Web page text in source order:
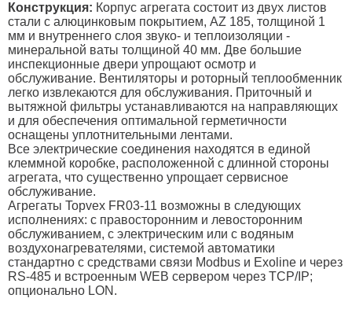
Конструкция: Корпус агрегата состоит из двух листов
стали с алюцинковым покрытием, AZ 185, толщиной 1
мм и внутреннего слоя звуко- и теплоизоляции -
минеральной ваты толщиной 40 мм. Две большие
инспекционные двери упрощают осмотр и
обслуживание. Вентиляторы и роторный теплообменник
легко извлекаются для обслуживания. Приточный и
вытяжной фильтры устанавливаются на направляющих
и для обеспечения оптимальной герметичности
оснащены уплотнительными лентами.
Все электрические соединения находятся в единой
клеммной коробке, расположенной с длинной стороны
агрегата, что существенно упрощает сервисное
обслуживание.
Агрегаты Topvex FR03-11 возможны в следующих
исполнениях: с правосторонним и левосторонним
обслуживанием, с электрическим или с водяным
воздухонагревателями, системой автоматики
стандартно с средствами связи Modbus и Exoline и через
RS-485 и встроенным WEB сервером через TCP/IP;
опционально LON.